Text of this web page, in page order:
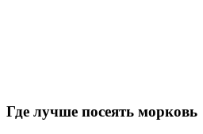
Где лучше посеять морковь